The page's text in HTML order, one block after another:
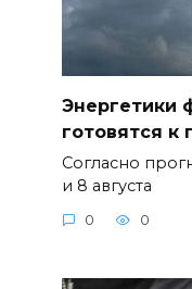
Энергетики
готовятся к
Согласно
и 8 августа
0 0